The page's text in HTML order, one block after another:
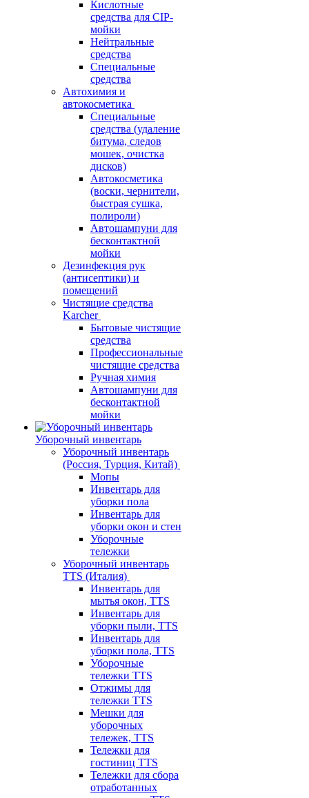
Кислотные
средства для CIP-
мойки
Нейтральные
средства
Специальные
средства
Автохимия и
автокосметика
Специальные
средства (удаление
битума, следов
мошек, очистка
дисков)
Автокосметика
(воски, чернители,
быстрая сушка,
полироли)
Автошампуни для
бесконтактной
мойки
Дезинфекция рук
(антисептики) и
помещений
Чистящие средства
Karcher
Бытовые чистящие
средства
Профессиональные
чистящие средства
Ручная химия
Автошампуни для
бесконтактной
мойки
Уборочный инвентарь
Уборочный инвентарь
(Россия, Турция, Китай)
Мопы
Инвентарь для
уборки пола
Инвентарь для
уборки окон и стен
Уборочные
тележки
Уборочный инвентарь
TTS (Италия)
Инвентарь для
мытья окон, TTS
Инвентарь для
уборки пыли, TTS
Инвентарь для
уборки пола, TTS
Уборочные
тележки TTS
Отжимы для
тележки TTS
Мешки для
уборочных
тележек, TTS
Тележки для
гостиниц TTS
Тележки для сбора
отработанных